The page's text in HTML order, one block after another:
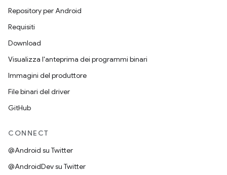
Repository per Android
Requisiti
Download
Visualizza l'anteprima dei programmi binari
Immagini del produttore
File binari del driver
GitHub
CONNECT
@Android su Twitter
@AndroidDev su Twitter